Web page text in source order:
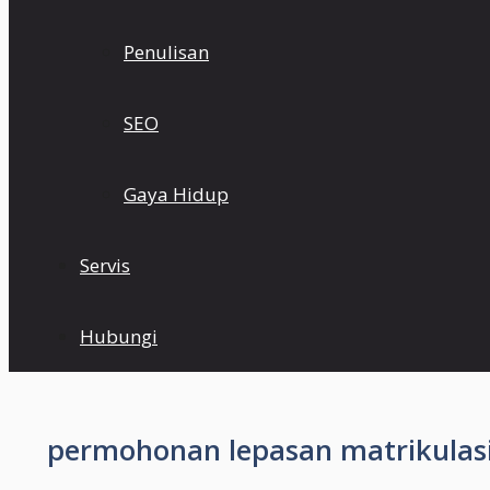
Penulisan
SEO
Gaya Hidup
Servis
Hubungi
permohonan lepasan